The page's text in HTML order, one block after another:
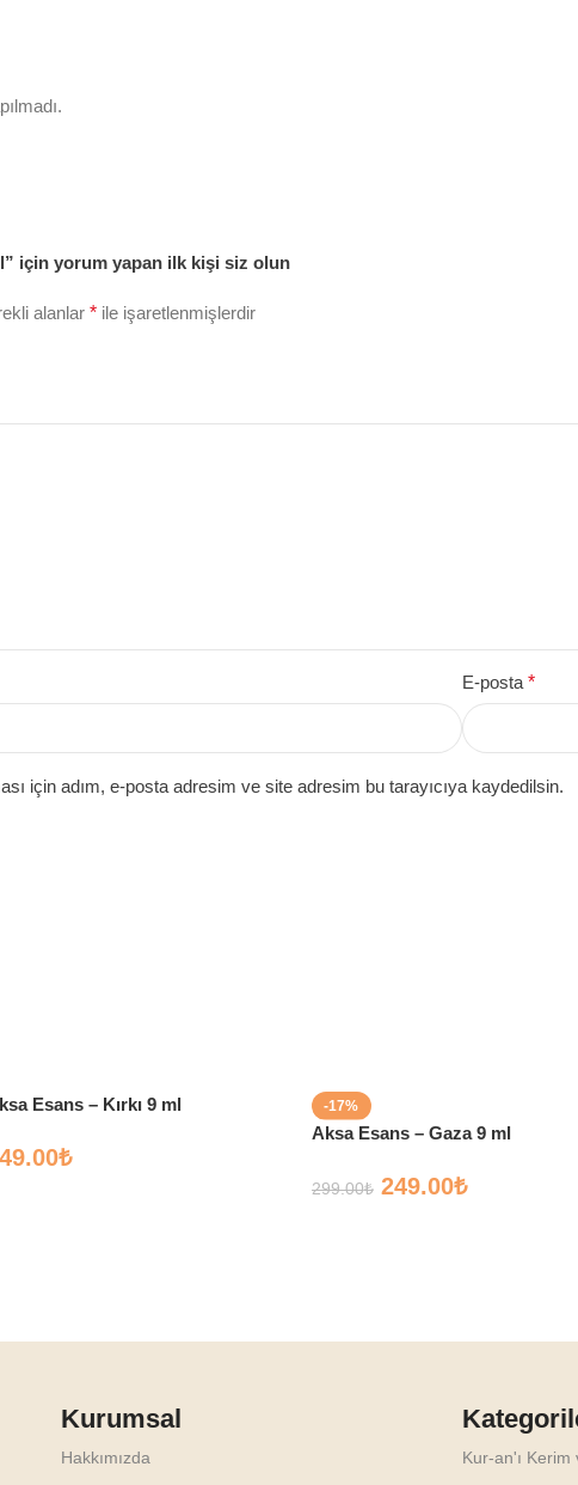
için yorum yapan ilk kişi siz olun
alanlar * ile işaretlenmişlerdir
E-posta *
için adım, e-posta adresim ve site adresim bu tarayıcıya kaydedilsin.
Esans – Kırkı 9 ml
₺
-17%
Aksa Esans – Gaza 9 ml
299.00₺ 249.00₺
Kurumsal
Hakkımızda Kur-an'ı Kerim